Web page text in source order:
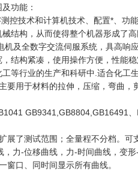
功能：
控技术和计算机技术、配置*、功
结构，从而使得整个机器形成了
机及全数字交流伺服系统，具高响
结构紧凑，使用操作方便，性能
等行业的生产和科研中.适合化工
要用于材料的拉伸，压缩，弯曲，
GB9341,GB8804,GB16491
展了测试范围；全量程不分档。可
力-位移曲线，力-时间曲线，变
窗口、同时间显示所有曲线。